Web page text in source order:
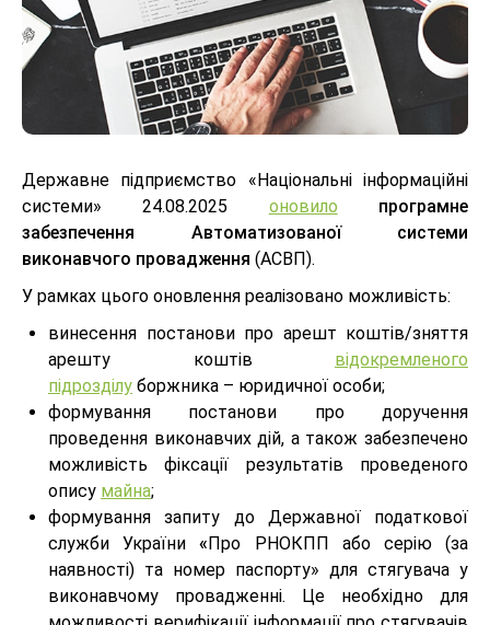
Державне підприємство «Національні інформаційні
системи» 24.08.2025 оновило
програмне
забезпечення Автоматизованої системи
виконавчого провадження (АСВП).
У рамках цього оновлення реалізовано можливість:
винесення постанови про арешт коштів/зняття
арешту коштів відокремленого
підрозділу боржника – юридичної особи;
формування постанови про доручення
проведення виконавчих дій, а також забезпечено
можливість фіксації результатів проведеного
опису майна;
формування запиту до Державної податкової
служби України«Про РНОКПП або серію (за
наявності) та номер паспорту» для стягувача у
виконавчому провадженні. Це необхідно для